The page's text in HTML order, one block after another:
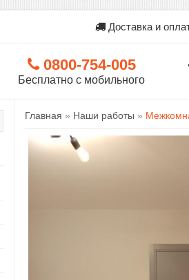
Доставка и
0800-754-005
Бесплатно с мобильного
Главная » Наши работы »